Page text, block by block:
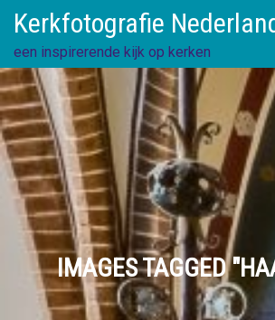
content
Kerkfotografie
een inspirerende kijk op kerken
IMAGES TAGGED